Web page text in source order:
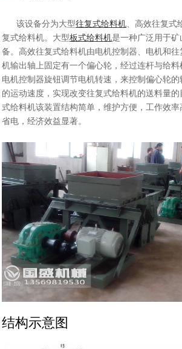
该设备分为大型往复式给料机 、高效往复
复式给料机。大型板式给料机是一种广泛用于
备。高效往复式给料机由电机控制器、电机和
机输出轴上固定有一个偏心轮，经过连杆与给
电机控制器旋钮调节电机转速，来控制偏心轮
的运动速度，实现改变往复式给料机的送料量
式给料机该装置结构简单，维护方便，工作效
省电，经济效益显著。
结构示意图